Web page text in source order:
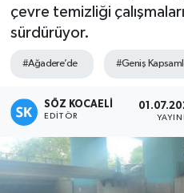
çevre temizliği
sürdürüyor.
#Ağadere’de #Geniş
SÖZ KOCAELI
EDITÖR
Tüm Manşetler
Son Dakika Haberleri
Haber Arşivi